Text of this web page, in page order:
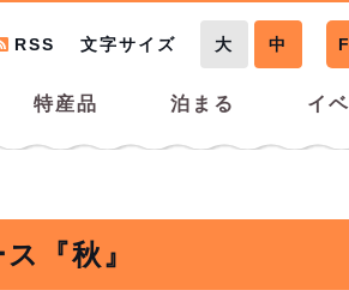
特産品 泊まる イ
RSS 文字サイズ 大 中
『秋』